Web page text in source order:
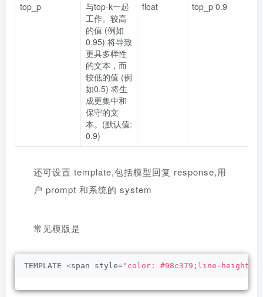
top_p
与top-k一起
工作。较高
的值 (例如
0.95) 将导致
更具多样性
的文本，而
较低的值 (例
如0.5) 将生
成更集中和
保守的文
本。(默认值:
0.9)
float top_p 0.9
还可设置 template,包括模型回复 response,用
户 prompt 和系统的 system
常见模版是
TEMPLATE <span style="color: #98c379;line-height: